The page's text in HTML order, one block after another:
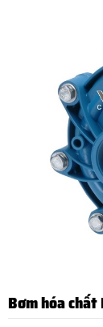
Bơm hóa chất